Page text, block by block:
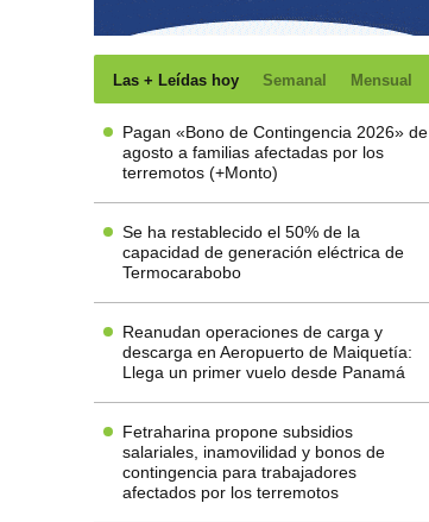
Las + Leídas hoy Semanal Mensual
Pagan «Bono de Contingencia 2026» de
agosto a familias afectadas por los
terremotos (+Monto)
Se ha restablecido el 50% de la
capacidad de generación eléctrica de
Termocarabobo
Reanudan operaciones de carga y
descarga en Aeropuerto de Maiquetía:
Llega un primer vuelo desde Panamá
Fetraharina propone subsidios
salariales, inamovilidad y bonos de
contingencia para trabajadores
afectados por los terremotos